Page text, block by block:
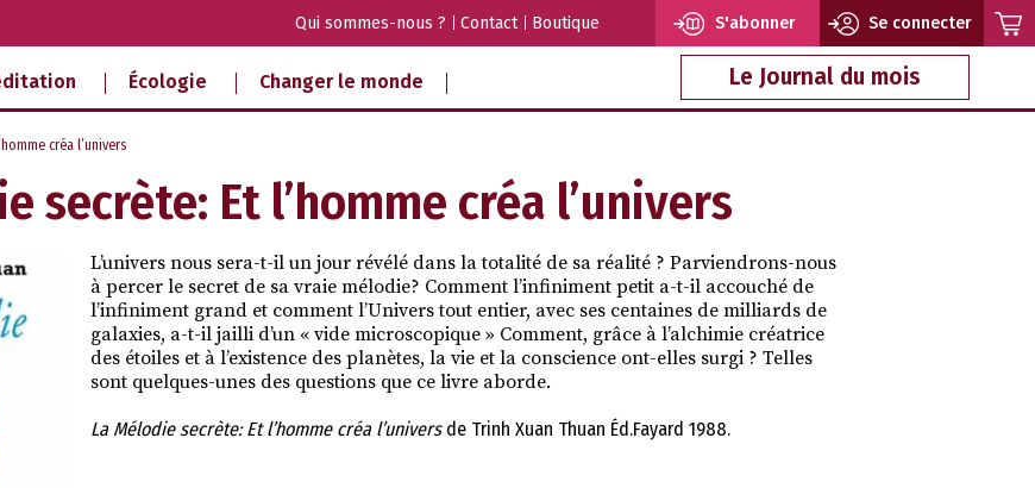
Qui sommes-nous ? Contact Boutique S'abonner Se connecter
Écologie Changer le monde Le Journal du mois
créa l’univers
secrète: Et l’homme créa l’univers
L’univers nous sera-t-il un jour révélé dans la totalité de sa réalité ? Parviendrons-nous
à percer le secret de sa vraie mélodie? Comment l’infiniment petit a-t-il accouché de
l’infiniment grand et comment l’Univers tout entier, avec ses centaines de milliards de
galaxies, a-t-il jailli d’un « vide microscopique » Comment, grâce à l’alchimie créatrice
des étoiles et à l’existence des planètes, la vie et la conscience ont-elles surgi ? Telles
sont quelques-unes des questions que ce livre aborde.
La Mélodie secrète: Et l’homme créa l’universde Trinh Xuan Thuan Éd.Fayard 1988.